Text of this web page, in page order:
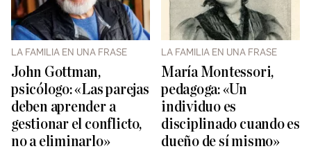
LA FAMILIA EN UNA FRASE
John Gottman,
psicólogo: «Las parejas
deben aprender a
gestionar el conflicto,
no a eliminarlo»
LA FAMILIA EN UNA FRASE
María Montessori,
pedagoga: «Un
individuo es
disciplinado cuando es
dueño de sí mismo»